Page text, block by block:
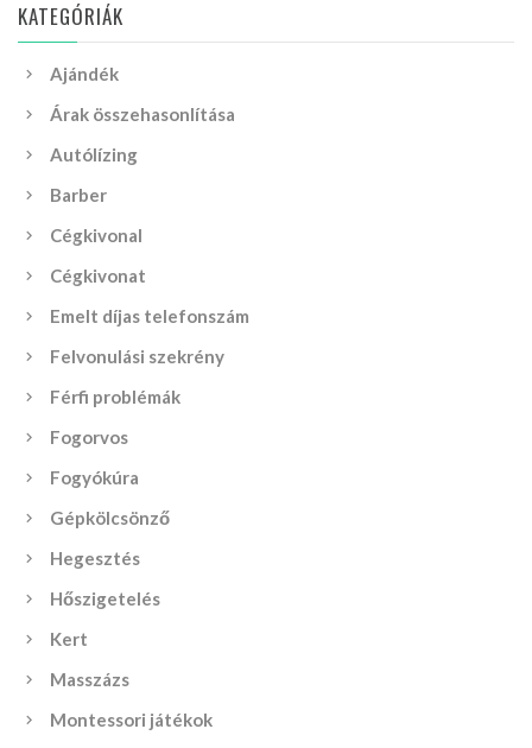
KATEGÓRIÁK
Ajándék
Árak összehasonlítása
Autólízing
Barber
Cégkivonal
Cégkivonat
Emelt díjas telefonszám
Felvonulási szekrény
Férfi problémák
Fogorvos
Fogyókúra
Gépkölcsönző
Hegesztés
Hőszigetelés
Kert
Masszázs
Montessori játékok